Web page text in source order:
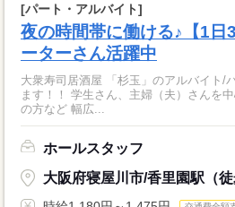
[パート・アルバイト]
夜の時間帯に働ける♪【1日
ーターさん活躍中
大衆寿司居酒屋 「杉玉」のアルバイト/
ます！！ 学生さん、主婦（夫）さんを中心に、 フリーターやシニア
の方など 幅広...
ホールスタッフ
大阪府寝屋川市/香里園駅（徒